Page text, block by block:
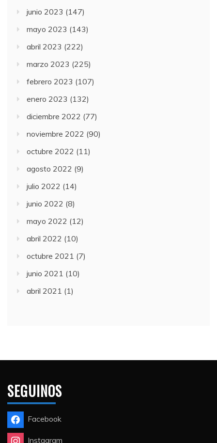
junio 2023 (147)
mayo 2023 (143)
abril 2023 (222)
marzo 2023 (225)
febrero 2023 (107)
enero 2023 (132)
diciembre 2022 (77)
noviembre 2022 (90)
octubre 2022 (11)
agosto 2022 (9)
julio 2022 (14)
junio 2022 (8)
mayo 2022 (12)
abril 2022 (10)
octubre 2021 (7)
junio 2021 (10)
abril 2021 (1)
SEGUINOS
Facebook
Instagram